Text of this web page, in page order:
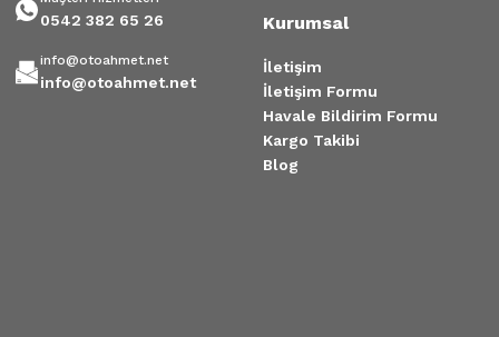
0542 382 65 26
info@otoahmet.net
info@otoahmet.net
Kurumsal
İletişim
İletişim Formu
Havale Bildirim Formu
Kargo Takibi
Blog